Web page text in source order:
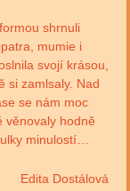
shrnuli
mumie i
svojí krásou,
si zamlsaly. Nad
se nám moc
věnovaly hodně
minulostí…
Edita Dostálová